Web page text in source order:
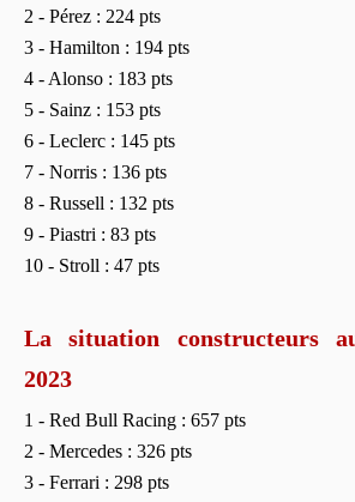
2 - Pérez : 224 pts
3 - Hamilton : 194 pts
4 - Alonso : 183 pts
5 - Sainz : 153 pts
6 - Leclerc : 145 pts
7 - Norris : 136 pts
8 - Russell : 132 pts
9 - Piastri : 83 pts
10 - Stroll : 47 pts
La situation constructeurs
2023
1 - Red Bull Racing : 657 pts
2 - Mercedes : 326 pts
3 - Ferrari : 298 pts